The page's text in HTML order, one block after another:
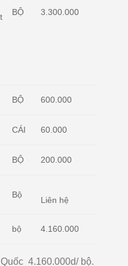
BỘ 3.300.000
BỘ 600.000
CÁI 60.000
BỘ 200.000
Bộ
Liên hệ
bộ 4.160.000
4.160.000d/ bộ.